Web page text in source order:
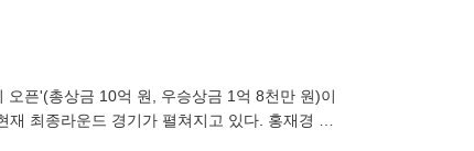
픈'(총상금 10억 원, 우승상금 1억 8천만 원)이
최종라운드 경기가 펼쳐지고 있다. 홍재경 아